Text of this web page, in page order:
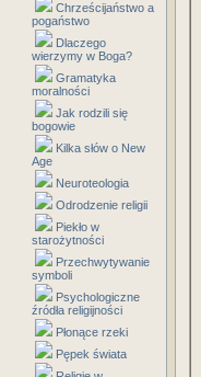
Chrześcijaństwo a
pogaństwo
Dlaczego
wierzymy w Boga?
Gramatyka
moralności
Jak rodzili się
bogowie
Kilka słów o New
Age
Neuroteologia
Odrodzenie religii
Piekło w
starożytności
Przechwytywanie
symboli
Psychologiczne
źródła religijności
Płonące rzeki
Pępek świata